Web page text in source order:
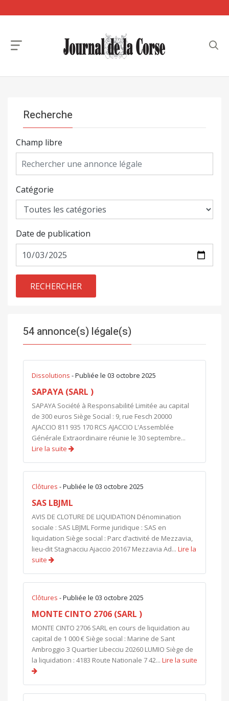
54 annonce(s) légale(s)
Dissolutions - Publiée le 03 octobre 2025
SAPAYA (SARL )
SAPAYA Société à Responsabilité Limitée au capital
de 300 euros Siège Social : 9, rue Fesch 20000
AJACCIO 811 935 170 RCS AJACCIO L'Assemblée
Générale Extraordinaire réunie le 30 septembre...
Lire la suite
Clôtures - Publiée le 03 octobre 2025
SAS LBJML
AVIS DE CLOTURE DE LIQUIDATION Dénomination
sociale : SAS LBJML Forme juridique : SAS en
liquidation Siège social : Parc d’activité de Mezzavia,
lieu-dit Stagnacciu Ajaccio 20167 Mezzavia Ad... Lire la
suite
Clôtures - Publiée le 03 octobre 2025
MONTE CINTO 2706 (SARL )
MONTE CINTO 2706 SARL en cours de liquidation au
capital de 1 000 € Siège social : Marine de Sant
Ambroggio 3 Quartier Libecciu 20260 LUMIO Siège de
la liquidation : 4183 Route Nationale 7 42... Lire la suite
Recherche
Champ libre
Catégorie
Date de publication
RECHERCHER